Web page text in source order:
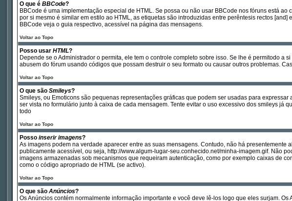
O que é BBCode?
BBCode é uma implementação especial de HTML. Se possa ou não usar BBCode nos fóruns está
por si mesmo é similar em estilo ao HTML, as etiquetas são introduzidas entre perêntesis rectos
BBCode veja o guia respectivo, acessível na página das mensagens.
Voltar ao Topo
Posso usar HTML?
Depende se o Administrador o permita, ele tem o controle completo sobre isso. Se lhe é permitodo
abusem do fórum usando códigos que possam destruir o seu formato ou causar outros problemas.
Voltar ao Topo
O que são Smileys?
Smileys, ou Emoticons são pequenas representações gráficas que podem ser usadas para
ser vista no formulário junto à caixa de cada mensagem. Tente evitar o uso excessivo dos smileys
todo
Voltar ao Topo
Posso inserir imagens?
As imagens podem na verdade aparecer entre as suas mensagens. Contudo, não há
publicamente acessível, ou seja, http://www.algum-lugar-seu.conhecido.net/minha-imagem.gif. Não
imagens armazenadas sob mecanismos que requeiram autenticação, como por exemplo caixas de
como o código apropriado de HTML (se activo).
Voltar ao Topo
O que são Anúncios?
Os Anúncios contém normalmente informação importante e você deve lê-los logo que eles surjam.